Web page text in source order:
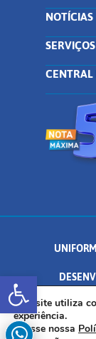
Abrir a
NOTÍCIAS
SERVIÇOS
AV. DR. ARNALDO
Este site utiliza
experiência.
Acesse nossa